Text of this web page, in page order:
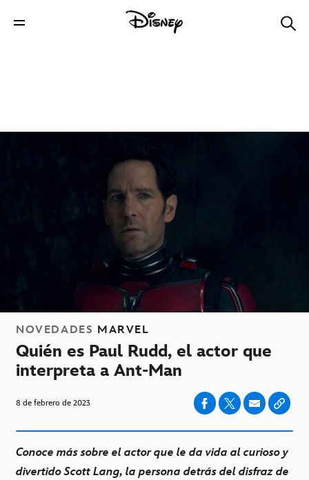
NOVEDADES MARVEL
Quién es Paul Rudd, el actor que
interpreta a Ant-Man
8 de febrero de 2023
Conoce más sobre el actor que le da vida al curioso y
divertido Scott Lang, la persona detrás del disfraz de